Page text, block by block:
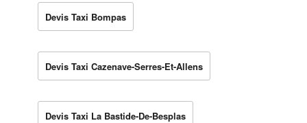
Devis Taxi Bompas
Devis Taxi Cazenave-Serres-Et-Allens
Devis Taxi La Bastide-De-Besplas